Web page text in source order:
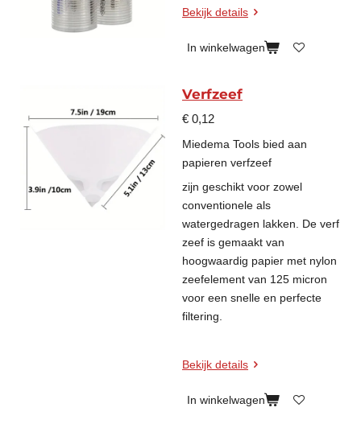
Bekijk details
In winkelwagen
Verfzeef
€ 0,12
Miedema Tools bied aan
papieren verfzeef
zijn geschikt voor zowel
conventionele als
watergedragen lakken. De verf
zeef is gemaakt van
hoogwaardig papier met nylon
zeefelement van 125 micron
voor een snelle en perfecte
filtering.
Bekijk details
In winkelwagen